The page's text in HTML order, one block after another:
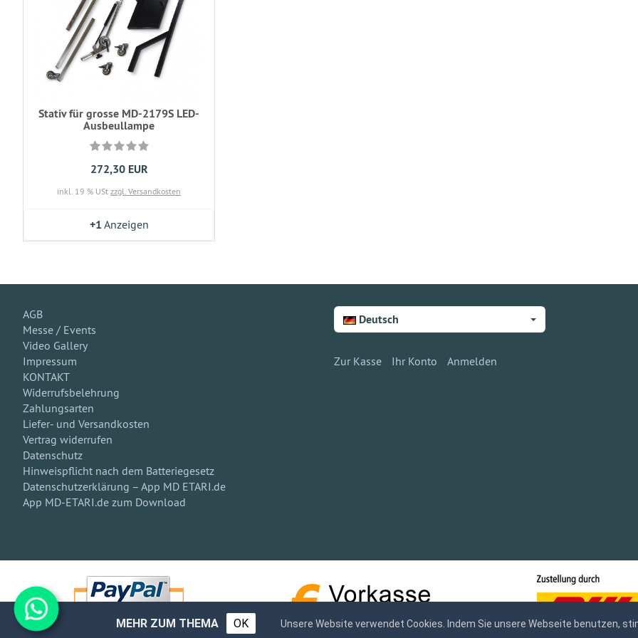
Stativ für grosse MD-2179S LED-
Ausbeullampe
272,30 EUR
inkl. 19 % USt zzgl. Versandkosten
+1 Anzeigen
AGB
Messe / Events
Video Gallery
Impressum
KONTAKT
Widerrufsbelehrung
Zahlungsarten
Liefer- und Versandkosten
Vertrag widerrufen
Datenschutz
Hinweispflicht nach dem Batteriegesetz
Datenschutzerklärung – App MD ETARI.de
App MD-ETARI.de zum Download
Deutsch
Zur Kasse Ihr Konto Anmelden
MEHR ZUM THEMA OK Unsere Website verwendet Cookies. Indem Sie unsere Webseite benutzen,